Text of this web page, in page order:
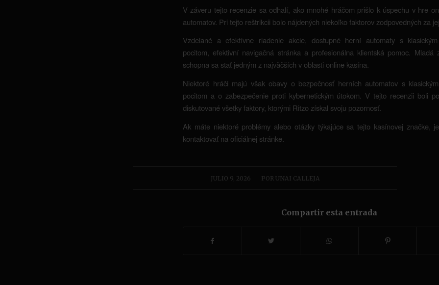
V záveru tejto recenzie sa odhalí, ako mnohé hráčom prišlo k úspechu v hre
automatov. Pri tejto reštrikcii bolo nájdených niekoľko faktorov zodpovedných za
Vzdelané a efektívne riadenie akcie, dostupné herní automaty s
pocitom, efektivní navigačná stránka a profesionálna klientská pomoc. Mladá
schopna sa stať jedným z najväčších v oblasti online kasína.
Niektoré hráči majú však obavy o bezpečnosť herních automatov s
pocitom a o zabezpečenie proti kybernetickým útokom. V tejto recenzii boli
diskutované všetky faktory, ktorými Ritzo získal svoju pozornosť.
Ak máte niektoré problémy alebo otázky týkajúce sa tejto kasínovej značke,
kontaktovať na oficiálnej stránke.
JULIO 9, 2026
/ POR UNAI CALLEJA
Compartir esta entrada